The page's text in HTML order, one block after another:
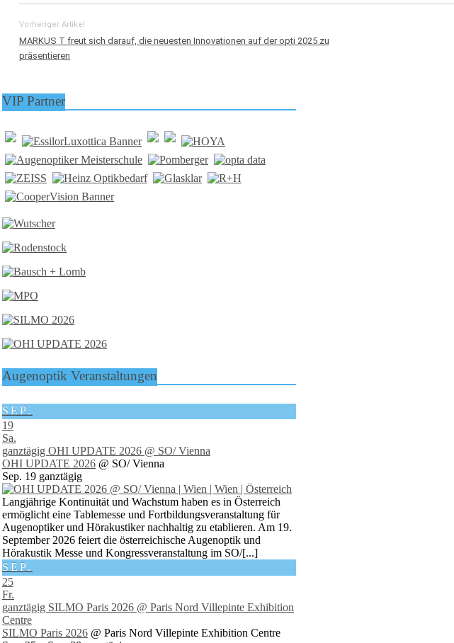
Vorheriger Artikel
MARKUS T freut sich darauf, die neuesten Innovationen auf der opti 2025 zu
präsentieren
VIP Partner
Augenoptik Veranstaltungen
SEP.
19
Sa.
ganztägig OHI UPDATE 2026 @ SO/ Vienna
OHI UPDATE 2026 @ SO/ Vienna
Sep. 19 ganztägig
Langjährige Kontinuität und Wachstum haben es in Österreich
ermöglicht eine Tablemesse und Fortbildungsveranstaltung für
Augenoptiker und Hörakustiker nachhaltig zu etablieren. Am 19.
September 2026 feiert die österreichische Augenoptik und
Hörakustik Messe und Kongressveranstaltung im SO/[...]
SEP.
25
Fr.
ganztägig SILMO Paris 2026 @ Paris Nord Villepinte Exhibition
Centre
SILMO Paris 2026 @ Paris Nord Villepinte Exhibition Centre